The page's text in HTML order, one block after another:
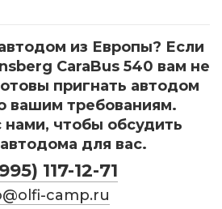
из Европы? Если
CaraBus 540 вам не
пригнать автодом
вашим требованиям.
нами, чтобы обсудить
для вас.
117-12-71
camp.ru